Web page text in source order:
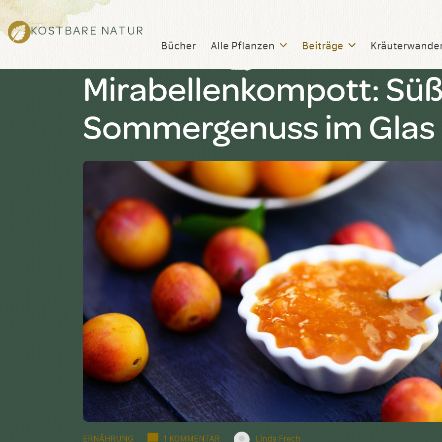
KOSTBARE NATUR
Bücher Alle Pflanzen Beiträge
Mirabellenkompott:
Sommergenuss im Glas
ERNÄHRUNG 1 KOMMENTAR Linda Frech